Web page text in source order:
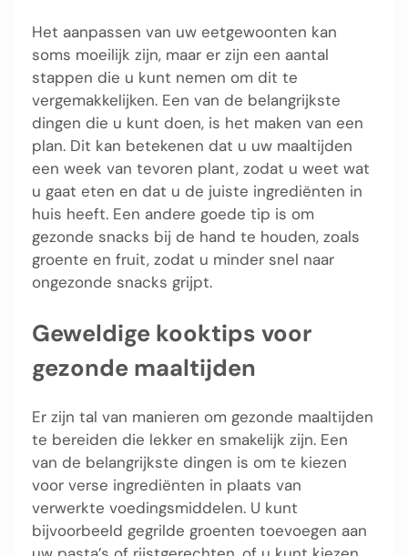
Het aanpassen van uw eetgewoonten kan
soms moeilijk zijn, maar er zijn een aantal
stappen die u kunt nemen om dit te
vergemakkelijken. Een van de belangrijkste
dingen die u kunt doen, is het maken van een
plan. Dit kan betekenen dat u uw maaltijden
een week van tevoren plant, zodat u weet wat
u gaat eten en dat u de juiste ingrediënten in
huis heeft. Een andere goede tip is om
gezonde snacks bij de hand te houden, zoals
groente en fruit, zodat u minder snel naar
ongezonde snacks grijpt.
Geweldige kooktips voor
gezonde maaltijden
Er zijn tal van manieren om gezonde maaltijden
te bereiden die lekker en smakelijk zijn. Een
van de belangrijkste dingen is om te kiezen
voor verse ingrediënten in plaats van
verwerkte voedingsmiddelen. U kunt
bijvoorbeeld gegrilde groenten toevoegen aan